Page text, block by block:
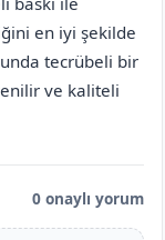
en iyi şekilde
tecrübeli bir
ve kaliteli
0 onaylı yorum